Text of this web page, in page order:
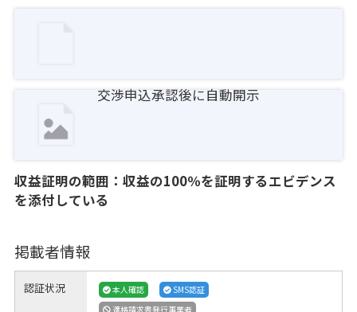
交渉申込承認後に自動開示
収益証明の範囲：収益の100％を証明するエビデンス
を添付している
掲載者情報
認証状況 本人確認
SMS認証
適格請求書発行事業者